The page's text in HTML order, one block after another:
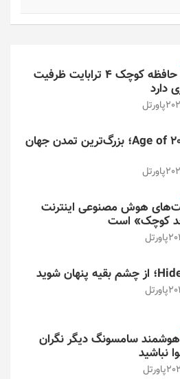
این کارت حافظه کوچک ۴ ترابایت ظرفیت
دارد
پاورتل
بازی/ Age of 2048؛ بزرگ‌ترین تمدن جهان
پاورتل
هوش مصنوعی اینترنت
کوچک» است
پاورتل
پاورتل
سامسونگ دیگر نگران
نباشید
پاورتل